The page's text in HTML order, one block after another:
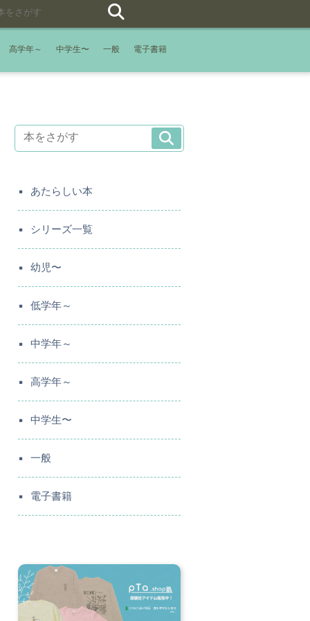
高学年～ 中学生〜 一般 電子書籍
あたらしい本
シリーズ一覧
幼児〜
低学年～
中学年～
高学年～
中学生〜
一般
電子書籍